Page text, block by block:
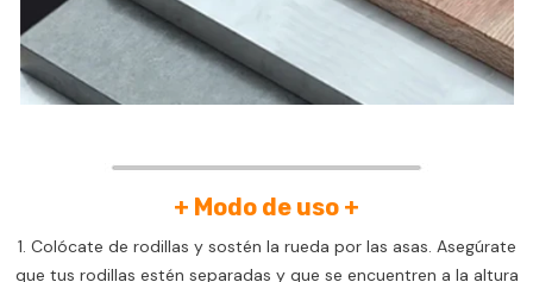
+ Modo de uso +
1. Colócate de rodillas y sostén la rueda por las asas. Asegúrate
que tus rodillas estén separadas y que se encuentren a la altura